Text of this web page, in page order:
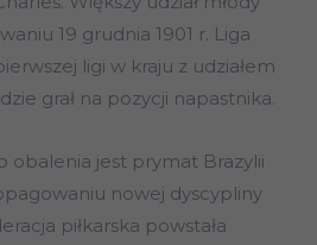
19 grudnia 1901 r. Liga
ligi w kraju z udziałem
grał na pozycji napastnika.
obalenia jest prymat Brazylii
nowej dyscypliny
piłkarska powstała